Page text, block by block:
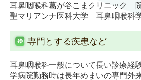
耳鼻咽喉科葛が谷こまクリニック
聖マリアンナ医科大学 耳鼻咽喉科
専門とする疾患など
耳鼻咽喉科一般について長い診療経
学病院勤務時は長年めまいの専門外